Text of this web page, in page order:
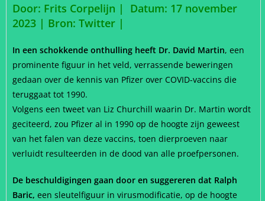
Door: Frits Corpelijn | Datum: 17 november
2023 | Bron: Twitter |
In een schokkende onthulling heeft Dr. David Martin, een
prominente figuur in het veld, verrassende beweringen
gedaan over de kennis van Pfizer over COVID-vaccins die
teruggaat tot 1990.
Volgens een tweet van Liz Churchill waarin Dr. Martin wordt
geciteerd, zou Pfizer al in 1990 op de hoogte zijn geweest
van het falen van deze vaccins, toen dierproeven naar
verluidt resulteerden in de dood van alle proefpersonen.
De beschuldigingen gaan door en suggereren dat Ralph
Baric, een sleutelfiguur in virusmodificatie, op de hoogte